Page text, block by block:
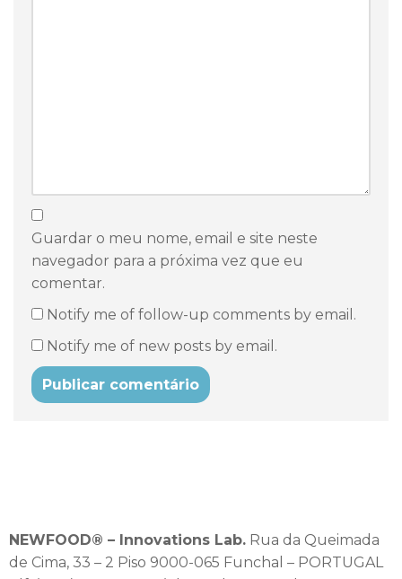
Guardar o meu nome, email e site neste
navegador para a próxima vez que eu
comentar.
Notify me of follow-up comments by email.
Notify me of new posts by email.
NEWFOOD® – Innovations Lab. Rua da Queimada
de Cima, 33 – 2 Piso 9000-065 Funchal – PORTUGAL